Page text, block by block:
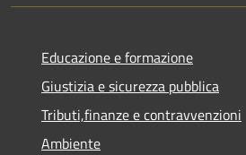
Educazione e formazione
Giustizia e sicurezza pubblica
Tributi,finanze e contravvenzioni
Ambiente